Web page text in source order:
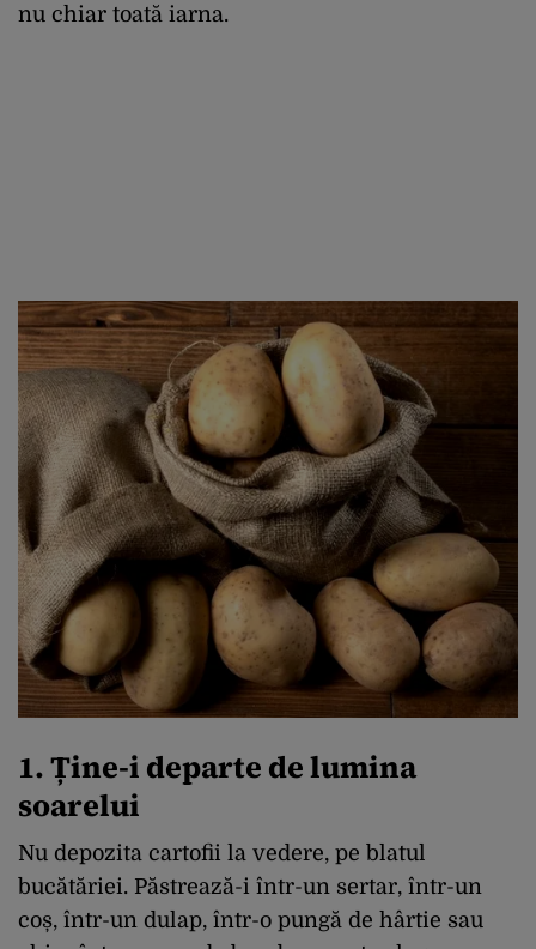
nu chiar toată iarna.
1. Ține-i departe de lumina
soarelui
Nu depozita cartofii la vedere, pe blatul
bucătăriei. Păstrează-i într-un sertar, într-un
coș, într-un dulap, într-o pungă de hârtie sau